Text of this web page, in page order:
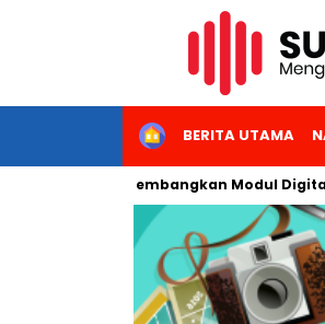
HOMEBERITA UTAMA
Jakarta Kembangkan Modul Digital